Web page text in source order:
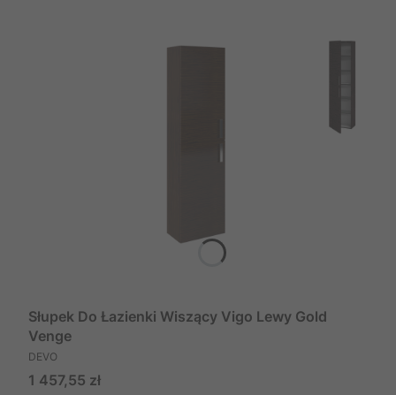
Słupek Do Łazienki Wiszący Vigo Lewy Gold
Venge
PRODUCENT
DEVO
Cena
1 457,55 zł